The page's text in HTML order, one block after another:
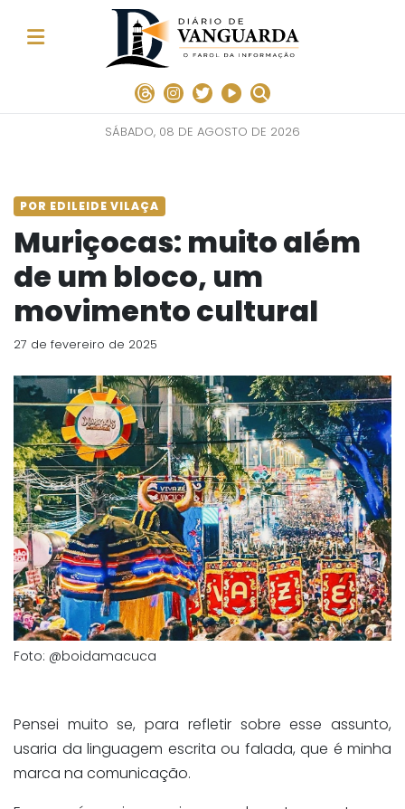
SÁBADO, 08 DE AGOSTO DE 2026
POR EDILEIDE VILAÇA
Muriçocas: muito além
de um bloco, um
movimento cultural
27 de fevereiro de 2025
Foto: @boidamacuca
Pensei muito se, para refletir sobre esse assunto,
usaria da linguagem escrita ou falada, que é minha
marca na comunicação.